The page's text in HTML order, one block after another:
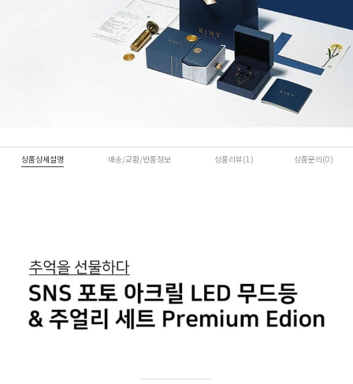
상품상세설명 배송/교환/반품정보 상품리뷰(1) 상품문의(0)